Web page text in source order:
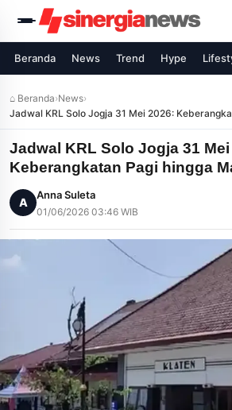
Beranda News Trend Hype
⌂ Beranda›News›
Jadwal KRL Solo Jogja 31 Mei 2026:
Jadwal KRL Solo Jogja 31 Mei
Keberangkatan Pagi hingga
A
Anna Suleta
01/06/2026 03:46 WIB